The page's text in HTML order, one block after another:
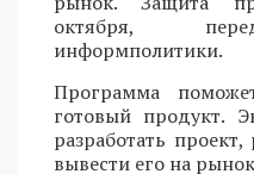
октября,
информполитики.
Программа
готовый продукт.
разработать
вывести его на